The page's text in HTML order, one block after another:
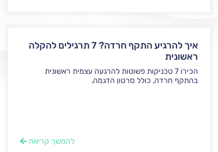
איך להרגיע התקף חרדה? 7 תרגילים להקלה
ראשונית
הכירו 7 טכניקות פשוטות להרגעה עצמית ראשונית
בהתקף חרדה, כולל סרטון הדגמה.
להמשך קריאה